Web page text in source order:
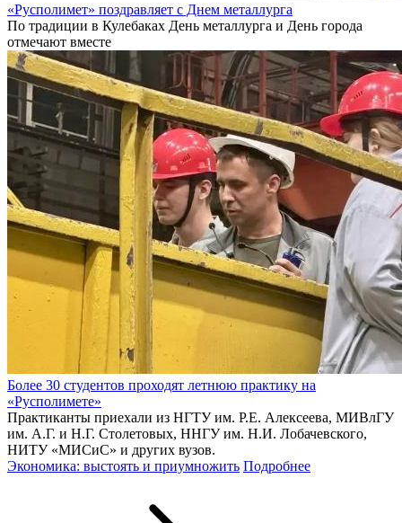
«Русполимет» поздравляет с Днем металлурга
По традиции в Кулебаках День металлурга и День города
отмечают вместе
Более 30 студентов проходят летнюю практику на
«Русполимете»
Практиканты приехали из НГТУ им. Р.Е. Алексеева, МИВлГУ
им. А.Г. и Н.Г. Столетовых, ННГУ им. Н.И. Лобачевского,
НИТУ «МИСиС» и других вузов.
Экономика: выстоять и приумножить Подробнее